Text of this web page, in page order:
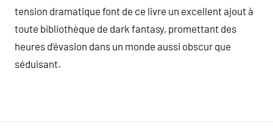
tension dramatique font de ce livre un excellent ajout à
toute bibliothèque de dark fantasy, promettant des
heures d’évasion dans un monde aussi obscur que
séduisant.